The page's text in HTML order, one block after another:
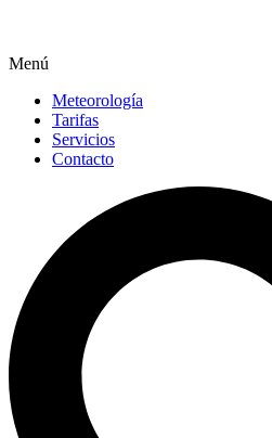
Menú
Meteorología
Tarifas
Servicios
Contacto